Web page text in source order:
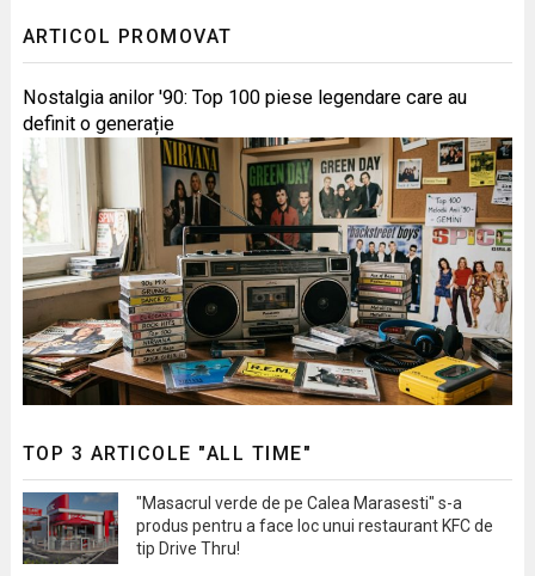
ARTICOL PROMOVAT
Nostalgia anilor '90: Top 100 piese legendare care au
definit o generație
TOP 3 ARTICOLE "ALL TIME"
"Masacrul verde de pe Calea Marasesti" s-a
produs pentru a face loc unui restaurant KFC de
tip Drive Thru!